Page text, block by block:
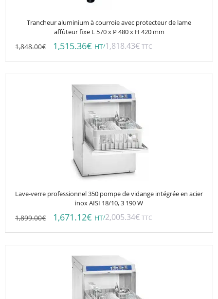
Trancheur aluminium à courroie avec protecteur de lame
affûteur fixe L 570 x P 480 x H 420 mm
1,848.00€ 1,515.36€ HT/1,818.43€ TTC
Lave-verre professionnel 350 pompe de vidange intégrée en acier
inox AISI 18/10, 3 190 W
1,899.00€ 1,671.12€ HT/2,005.34€ TTC